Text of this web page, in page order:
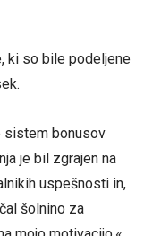
ki so bile podeljene
sistem bonusov
je bil zgrajen na
uspešnosti in,
šolnino za